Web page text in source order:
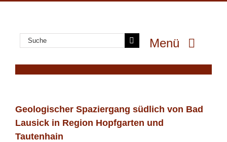
Suche
nach:
Menü
GeoPark
GeoGenuss
GeoWissen
Geologischer Spaziergang südlich von Bad
Lausick in Region Hopfgarten und
Tautenhain